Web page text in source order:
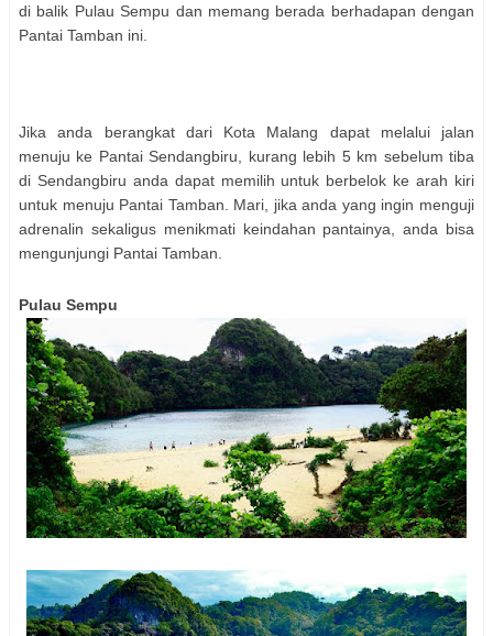
di balik Pulau Sempu dan memang berada berhadapan dengan
Pantai Tamban ini.
Jika anda berangkat dari Kota Malang dapat melalui jalan
menuju ke Pantai Sendangbiru, kurang lebih 5 km sebelum tiba
di Sendangbiru anda dapat memilih untuk berbelok ke arah kiri
untuk menuju Pantai Tamban. Mari, jika anda yang ingin menguji
adrenalin sekaligus menikmati keindahan pantainya, anda bisa
mengunjungi Pantai Tamban
Pulau Sempu